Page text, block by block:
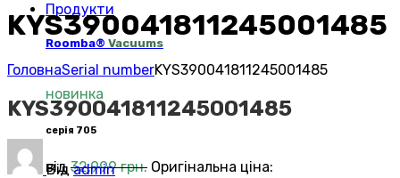
Продукти
Roomba® Vacuums
новинка
серія 705
від32,999грн. Оригінальна ціна:
KYS390041811245001485
ГоловнаSerial numberKYS390041811245001485
KYS390041811245001485
Відadmin